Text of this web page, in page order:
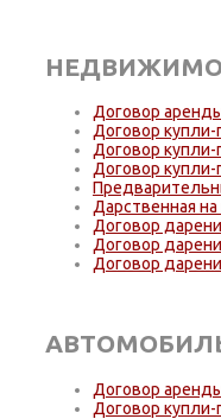
Договор
Договор
Договор
Договор
Дарственная на
Договор
Договор
Договор
Договор
Договор